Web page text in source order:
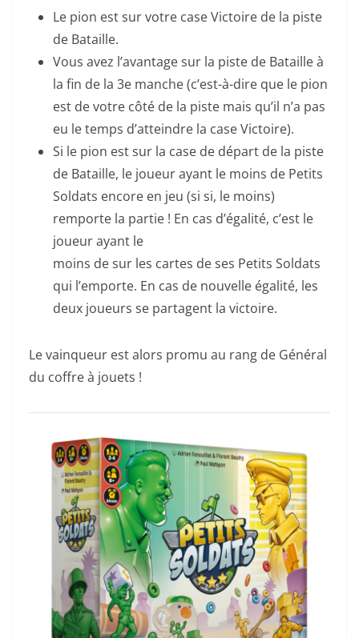
Le pion est sur votre case Victoire de la piste
de Bataille.
Vous avez l’avantage sur la piste de Bataille à
la fin de la 3e manche (c’est-à-dire que le pion
est de votre côté de la piste mais qu’il n’a pas
eu le temps d’atteindre la case Victoire).
Si le pion est sur la case de départ de la piste
de Bataille, le joueur ayant le moins de Petits
Soldats encore en jeu (si si, le moins)
remporte la partie ! En cas d’égalité, c’est le
joueur ayant le
moins de sur les cartes de ses Petits Soldats
qui l’emporte. En cas de nouvelle égalité, les
deux joueurs se partagent la victoire.
Le vainqueur est alors promu au rang de Général
du coffre à jouets !